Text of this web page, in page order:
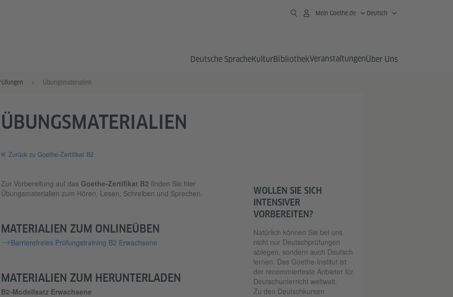
Mein Goethe.de Deutsch
Deutsche SpracheKulturBibliothekVeranstaltungenÜber Uns
Übungsmaterialien
ÜBUNGSMATERIALIEN
Zurück zu Goethe-Zertifikat B2
Zur Vorbereitung auf das Goethe-Zertifikat B2 finden Sie hier
Übungsmaterialien zum Hören, Lesen, Schreiben und Sprechen.
MATERIALIEN ZUM ONLINEÜBEN
Barrierefreies Prüfungstraining B2 Erwachsene
MATERIALIEN ZUM HERUNTERLADEN
B2-Modellsatz Erwachsene
WOLLEN SIE SICH
INTENSIVER
VORBEREITEN?
Natürlich können Sie bei uns
nicht nur Deutschprüfungen
ablegen, sondern auch Deutsch
lernen. Das Goethe-Institut ist
der renommierteste Anbieter für
Deutschunterricht weltweit.
Zu den Deutschkursen